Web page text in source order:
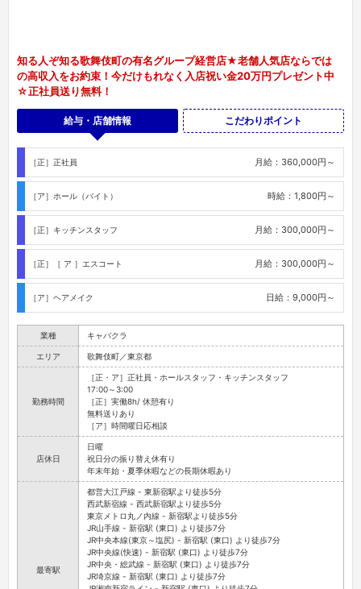
［正］正社員 月給：360,000円～
［ア］ホール（バイト） 時給：1,800円～
［正］キッチンスタッフ 月給：300,000円～
［正］［ ア ］エスコート 月給：300,000円～
［ア］ヘアメイク 日給：9,000円～
［正・ア］正社員・ホールスタッフ・キッチンスタッフ
無料送りあり
［ア］時間曜日応相談
日曜
祝日分の振り替え休有り
年末年始・夏季休暇などの長期休暇あり
都営大江戸線 - 東新宿駅より徒歩5分
西武新宿線 - 西武新宿駅より徒歩5分
東京メトロ丸ノ内線 - 新宿駅より徒歩5分
JR山手線 - 新宿駅 (東口) より徒歩7分
JR中央本線(東京～塩尻) - 新宿駅 (東口) より徒歩7分
JR中央線(快速) - 新宿駅 (東口) より徒歩7分
JR中央・総武線 - 新宿駅 (東口) より徒歩7分
JR埼京線 - 新宿駅 (東口) より徒歩7分
JR湘南新宿ライン - 新宿駅 (東口) より徒歩7分
京王線 - 新宿駅 (東口) より徒歩7分
京王新線 - 新線新宿駅 (東口) より徒歩7分
小田急線 - 新宿駅 (東口) より徒歩7分
都営大江戸線 - 新宿駅より徒歩7分
都営新宿線 - 新宿駅より徒歩7分